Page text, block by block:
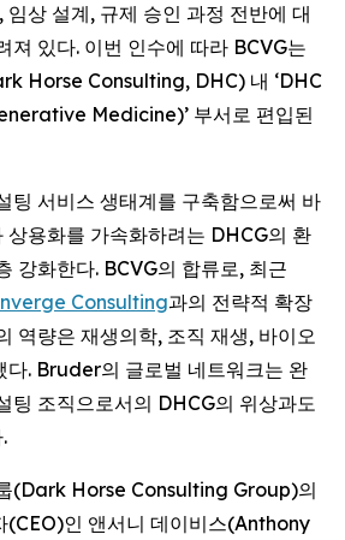
임상 설계, 규제 승인 과정 전반에 대
져 있다. 이번 인수에 따라 BCVG는
Horse Consulting, DHC) 내 ‘DHC
Medicine)’ 부서로 편입된
팅 서비스 생태계를 구축함으로써 바
상용화를 가속화하려는 DHCG의 환
강화한다. BCVG의 합류로, 최근
Consulting과의 전략적 확장
역량은 재생의학, 조직 재생, 바이오
다. Bruder의 글로벌 네트워크는 완
팅 조직으로서의 DHCG의 위상과도
(Dark Horse Consulting Group)의
(CEO)인 앤서니 데이비스(Anthony